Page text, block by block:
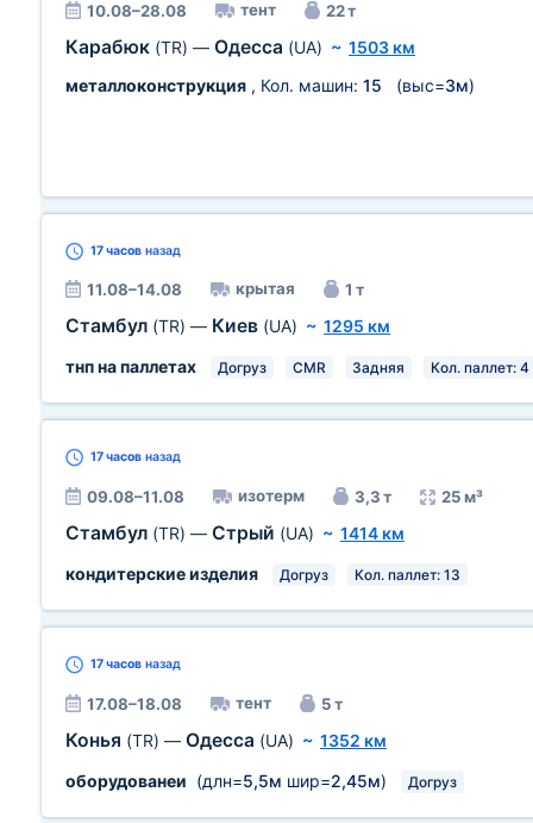
10.08–28.08 тент 22 т
Карабюк (TR) — Одесса (UA) ~ 1503 км
металлоконструкция , Кол. машин: 15 (выс=3м)
17 часов назад
11.08–14.08 крытая 1 т
Стамбул (TR) — Киев (UA) ~ 1295 км
тнп на паллетах
Догруз CMR Задняя Кол. паллет: 4
17 часов назад
09.08–11.08 изотерм 3,3 т 25 м³
Стамбул (TR) — Стрый (UA) ~ 1414 км
кондитерские изделия
Догруз Кол. паллет: 13
17 часов назад
17.08–18.08 тент 5 т
Конья (TR) — Одесса (UA) ~ 1352 км
оборудованеи (длн=5,5м шир=2,45м) Догруз